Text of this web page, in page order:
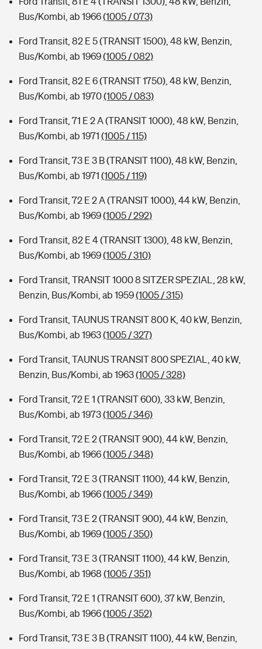
Bus/Kombi, ab 1966(1005 / 073)
Ford Transit, 82 E 5 (TRANSIT 1500), 48 kW, Benzin,
Bus/Kombi, ab 1969(1005 / 082)
Ford Transit, 82 E 6 (TRANSIT 1750), 48 kW, Benzin,
Bus/Kombi, ab 1970(1005 / 083)
Ford Transit, 71 E 2 A (TRANSIT 1000), 48 kW, Benzin,
Bus/Kombi, ab 1971 (1005 / 115)
Ford Transit, 73 E 3 B (TRANSIT 1100), 48 kW, Benzin,
Bus/Kombi, ab 1971 (1005 / 119)
Ford Transit, 72 E 2 A (TRANSIT 1000), 44 kW, Benzin,
Bus/Kombi, ab 1969(1005 / 292)
Ford Transit, 82 E 4 (TRANSIT 1300), 48 kW, Benzin,
Bus/Kombi, ab 1969(1005 / 310)
Ford Transit, TRANSIT 1000 8 SITZER SPEZIAL, 28 kW,
Benzin, Bus/Kombi, ab 1959(1005 / 315)
Ford Transit, TAUNUS TRANSIT 800 K, 40 kW, Benzin,
Bus/Kombi, ab 1963(1005 / 327)
Ford Transit, TAUNUS TRANSIT 800 SPEZIAL, 40 kW,
Benzin, Bus/Kombi, ab 1963(1005 / 328)
Ford Transit, 72 E 1 (TRANSIT 600), 33 kW, Benzin,
Bus/Kombi, ab 1973(1005 / 346)
Ford Transit, 72 E 2 (TRANSIT 900), 44 kW, Benzin,
Bus/Kombi, ab 1966(1005 / 348)
Ford Transit, 72 E 3 (TRANSIT 1100), 44 kW, Benzin,
Bus/Kombi, ab 1966(1005 / 349)
Ford Transit, 73 E 2 (TRANSIT 900), 44 kW, Benzin,
Bus/Kombi, ab 1969(1005 / 350)
Ford Transit, 73 E 3 (TRANSIT 1100), 44 kW, Benzin,
Bus/Kombi, ab 1968 (1005 / 351)
Ford Transit, 72 E 1 (TRANSIT 600), 37 kW, Benzin,
Bus/Kombi, ab 1966(1005 / 352)
Ford Transit, 73 E 3 B (TRANSIT 1100), 44 kW, Benzin,